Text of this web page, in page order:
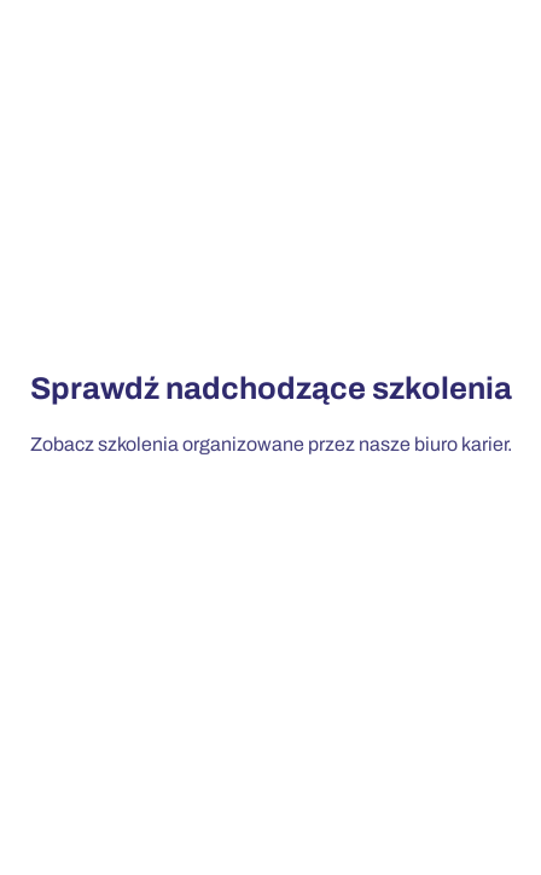
Sprawdź nadchodzące szkolenia
Zobacz szkolenia organizowane przez nasze biuro karier.